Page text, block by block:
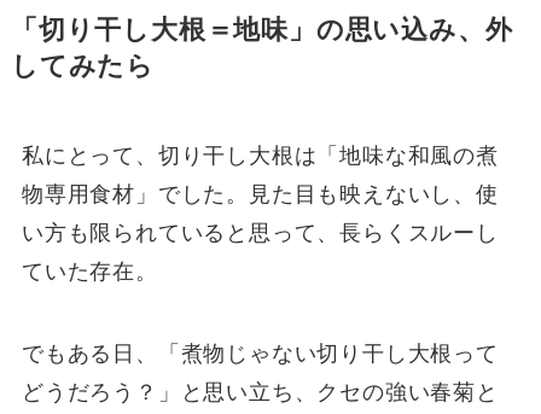
「切り干し大根＝地味」の思い込み、外
してみたら
私にとって、切り干し大根は「地味な和風の煮
物専用食材」でした。見た目も映えないし、使
い方も限られていると思って、長らくスルーし
ていた存在。
でもある日、「煮物じゃない切り干し大根って
どうだろう？」と思い立ち、クセの強い春菊と